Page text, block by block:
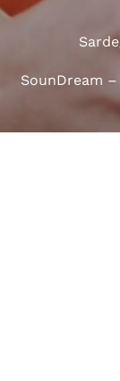
SounDream